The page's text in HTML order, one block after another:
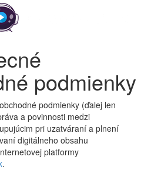
podmienky
podmienky (ďalej len
a povinnosti medzi
pri uzatváraní a plnení
digitálneho obsahu
platformy
.